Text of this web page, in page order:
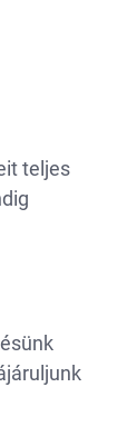
teljes